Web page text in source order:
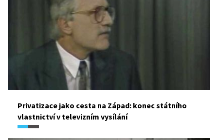
Privatizace jako cesta na Západ: konec státního
vlastnictví v televizním vysílání